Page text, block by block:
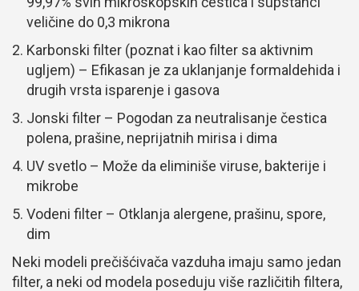
veličine do 0,3 mikrona
Karbonski filter (poznat i kao filter sa aktivnim
ugljem) – Efikasan je za uklanjanje formaldehida i
drugih vrsta isparenje i gasova
Jonski filter – Pogodan za neutralisanje čestica
polena, prašine, neprijatnih mirisa i dima
UV svetlo – Može da eliminiše viruse, bakterije i
mikrobe
Vodeni filter – Otklanja alergene, prašinu, spore,
dim
Neki modeli prečišćivača vazduha imaju samo jedan
filter, a neki od modela poseduju više različitih filtera,